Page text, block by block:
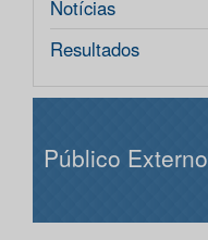
Notícias
Resultados
Público Externo